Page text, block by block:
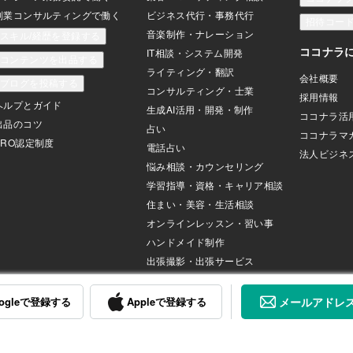
で登録する Appleで登録する メールアドレ